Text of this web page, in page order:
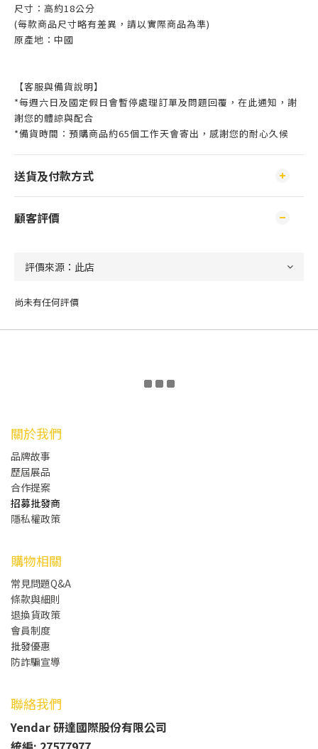
尺寸：高約18公分
(每款商品尺寸略有差異，請以實際商品為準)
原產地：中國
【客服與備貨說明】
*每週六日及國定假日會暫停處理訂單及問題回覆，在此通知，謝
謝您的體諒與配合
*備貨時間：預購商品約65個工作天會寄出，感謝您的耐心久候
送貨及付款方式
顧客評價
尚未有任何評價
關於我們
品牌故事
歷屆展品
合作提案
招募批發商
隱私權政策
購物相關
常見問題Q&A
條款與細則
退換貨政策
會員制度
批發優惠
防詐騙宣導
聯絡我們
Yendar 研達國際股份有限公司